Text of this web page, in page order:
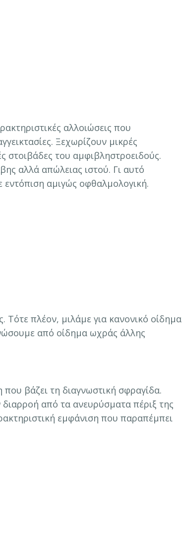
αλλοιώσεις που
Ξεχωρίζουν μικρές
στοιβάδες του αμφιβληστροειδούς.
αλλά απώλειας ιστού. Γι αυτό
αμιγώς οφθαλμολογική.
Τότε πλέον, μιλάμε για κανονικό οίδημα
από οίδημα ωχράς άλλης
που βάζει τη διαγνωστική σφραγίδα.
από τα ανευρύσματα πέριξ της
εμφάνιση που παραπέμπει